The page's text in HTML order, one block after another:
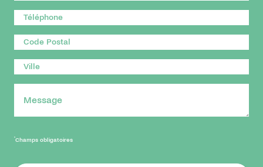
*Champs obligatoires